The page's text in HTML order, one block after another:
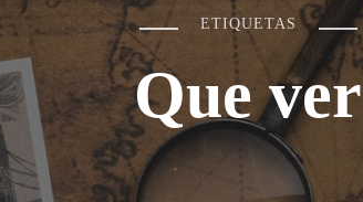
ETIQUETAS
Que ver